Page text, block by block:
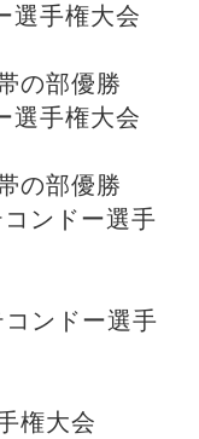
選手権大会
の部優勝
選手権大会
の部優勝
ンドー選手
ンドー選手
権大会